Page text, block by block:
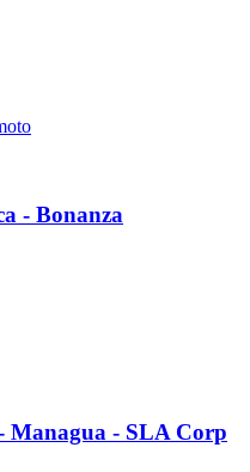
- Bonanza
Managua - SLA Corp